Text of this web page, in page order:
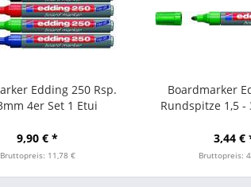
Edding 250 Rsp.
4er Set 1 Etui
9,90 € *
Bruttopreis: 11,78 €
Boardmarker
Rundspitze 1,5
3,44 €
Bruttopreis: